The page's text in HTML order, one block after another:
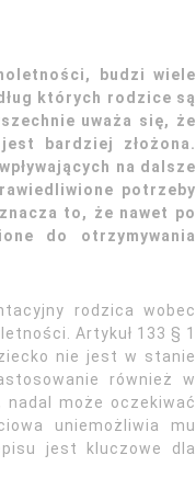
budzi wiele
których rodzice są
uważa się, że
bardziej złożona.
na dalsze
potrzeby
to, że nawet po
do otrzymywania
rodzica wobec
Artykuł 133 § 1
nie jest w stanie
również w
nadal może oczekiwać
uniemożliwia mu
jest kluczowe dla